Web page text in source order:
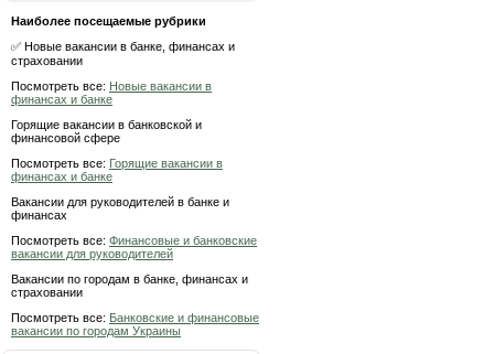
Наиболее посещаемые рубрики
✅ Новые вакансии в банке, финансах и
страховании
Посмотреть все: Новые вакансии в
финансах и банке
Горящие вакансии в банковской и
финансовой сфере
Посмотреть все: Горящие вакансии в
финансах и банке
Вакансии для руководителей в банке и
финансах
Посмотреть все: Финансовые и банковские
вакансии для руководителей
Вакансии по городам в банке, финансах и
страховании
Посмотреть все: Банковские и финансовые
вакансии по городам Украины